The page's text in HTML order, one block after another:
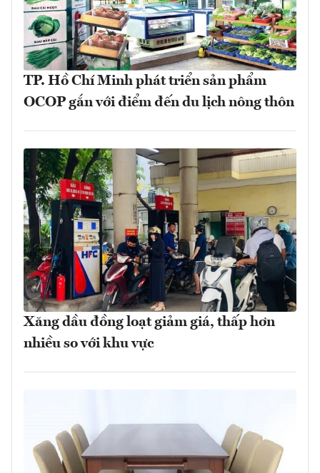
TP. Hồ Chí Minh phát triển sản phẩm
OCOP gắn với điểm đến du lịch nông thôn
Xăng dầu đồng loạt giảm giá, thấp hơn
nhiều so với khu vực